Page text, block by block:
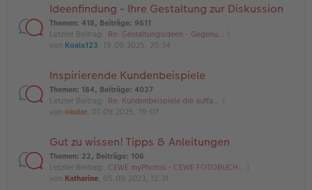
Ideenfindung - Ihre Gestaltung zur Diskussion
Themen: 418, Beiträge: 9611
Letzter Beitrag: Re: Gestaltungsideen - Gegenü…
von Koala123, 19.09.2025, 20:34
Inspirierende Kundenbeispiele
Themen: 184, Beiträge: 4037
Letzter Beitrag: Re: Kundenbeispiele die auffa…
von okular, 01.09.2025, 19:07
Gut zu wissen! Tipps & Anleitungen
Themen: 22, Beiträge: 106
Letzter Beitrag: CEWE myPhotos - CEWE FOTOBUCH…
von Katharine, 05.09.2023, 12:31